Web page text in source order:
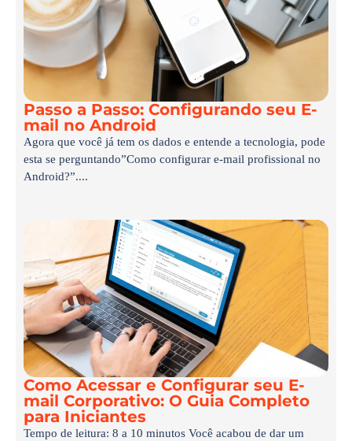
Passo a Passo: Configurando seu E-
mail no Android
Agora que você já tem os dados e entende a tecnologia, pode
esta se perguntando”Como configurar e-mail profissional no
Android?”....
Como Acessar e Configurar seu E-
mail Corporativo: O Guia Completo
para Iniciantes
Tempo de leitura: 8 a 10 minutos Você acabou de dar um